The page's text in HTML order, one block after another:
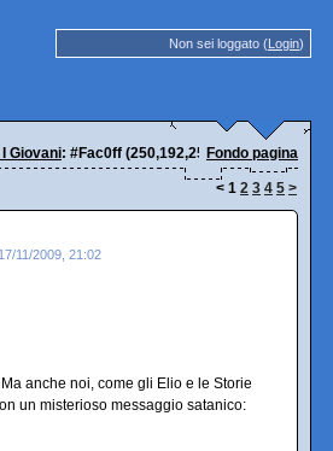
Non sei loggato (Login)
Giovani: #Fac0ff (250,192,255)Fondo pagina
< 1 2 3 4 5 >
17/11/2009, 21:02
anche noi, come gli Elio e le Storie
un misterioso messaggio satanico: